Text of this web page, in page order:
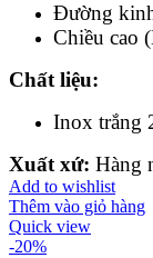
Đường
Chiều cao
Chất liệu:
Inox trắng
Xuất xứ: Hàng
Add to wishlist
Thêm vào giỏ hàng
Quick view
-20%